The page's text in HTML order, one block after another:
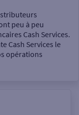
peu à peu
Cash Services.
Cash Services le
opérations